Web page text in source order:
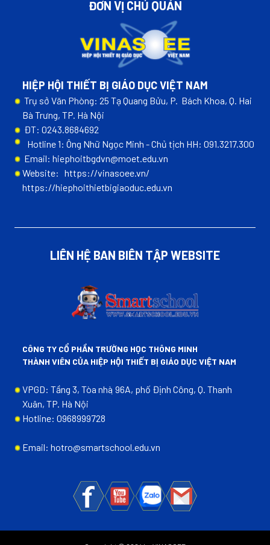
ĐƠN VỊ CHỦ QUẢN
HIỆP HỘI THIẾT BỊ GIÁO DỤC VIỆT NAM
Trụ sở Văn Phòng: 25 Tạ Quang Bửu, P. Bách Khoa, Q. Hai
Bà Trưng, TP. Hà Nội
ĐT: 0243.8684692
Hotline 1: Ông Nhữ Ngọc Minh - Chủ tịch HH: 091.3217.300
Email: hiephoitbgdvn@moet.edu.vn
Website: https://vinasoee.vn/
https://hiephoithietbigiaoduc.edu.vn
LIÊN HỆ BAN BIÊN TẬP WEBSITE
CÔNG TY CỔ PHẦN TRƯỜNG HỌC THÔNG MINH
THÀNH VIÊN CỦA HIỆP HỘI THIẾT BỊ GIÁO DỤC VIỆT NAM
VPGD: Tầng 3, Tòa nhà ̣96A, phố Định Công, Q. Thanh
Xuân, TP. Hà Nội
Hotline: 0968999728
Email: hotro@smartschool.edu.vn